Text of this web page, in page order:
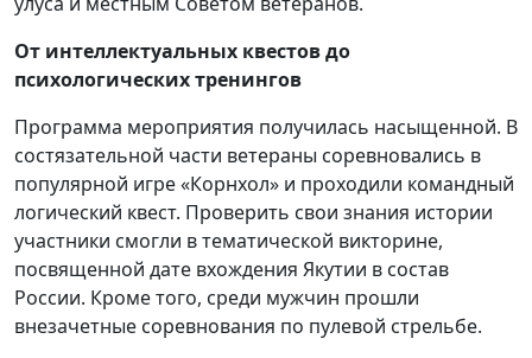
От интеллектуальных квестов до
психологических тренингов
Программа мероприятия получилась насыщенной. В
состязательной части ветераны соревновались в
популярной игре «Корнхол» и проходили командный
логический квест. Проверить свои знания истории
участники смогли в тематической викторине,
посвященной дате вхождения Якутии в состав
России. Кроме того, среди мужчин прошли
внезачетные соревнования по пулевой стрельбе.